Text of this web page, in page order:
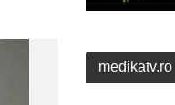
medikatv.ro